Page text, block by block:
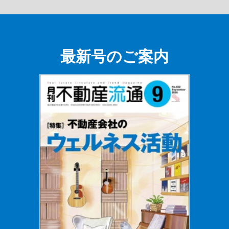
最新号のご案内